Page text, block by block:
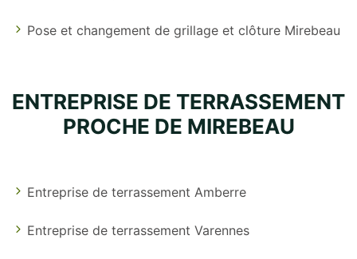
Pose et changement de grillage et clôture Mirebeau
ENTREPRISE DE TERRASSEMENT
PROCHE DE MIREBEAU
Entreprise de terrassement Amberre
Entreprise de terrassement Varennes